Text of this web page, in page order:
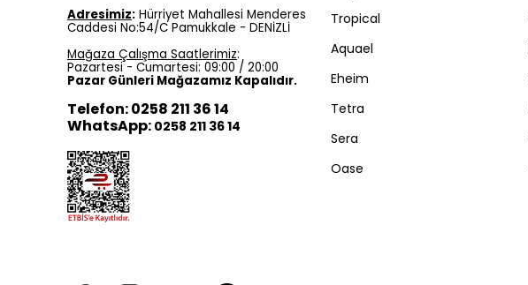
Tropical
Aquael
Eheim
Tetra
Sera
Oase
Adresimiz: Hürriyet Mahallesi Menderes
Caddesi No:54/C Pamukkale - DENİZLİ
Mağaza Çalışma Saatlerimiz:
Pazartesi - Cumartesi: 09:00 / 20:00
Pazar Günleri Mağazamız Kapalıdır.
Telefon: 0258 211 36 14
WhatsApp: 0258 211 36 14